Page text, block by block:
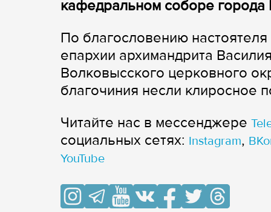
кафедральном соборе города
По благословению
епархии архимандрита
Волковысского церковного
благочиния несли клиросное
Читайте нас в мессенджере
cоциальных сетях: Instagram,
YouTube